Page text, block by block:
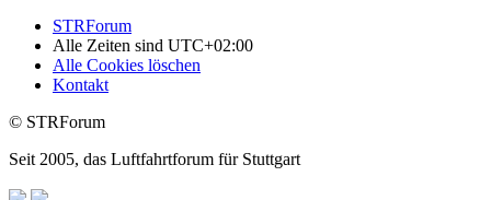
STRForum
Alle Zeiten sind UTC+02:00
Alle Cookies löschen
Kontakt
© STRForum
Seit 2005, das Luftfahrtforum für Stuttgart